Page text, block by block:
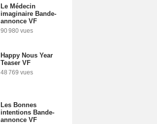
Le Médecin
imaginaire Bande-
annonce VF
90 980 vues
Happy Nous Year
Teaser VF
48 769 vues
Les Bonnes
intentions Bande-
annonce VF